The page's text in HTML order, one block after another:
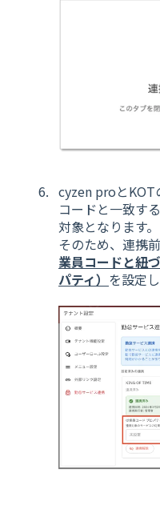
cyzen proとKOT
コードと一致す
対象となります。
そのため、連携前
業員コードと紐
パティ） を設定し